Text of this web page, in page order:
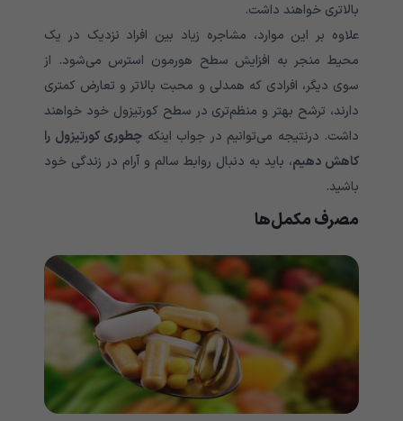
بالاتری خواهند داشت.
علاوه بر این موارد، مشاجره زیاد بین افراد نزدیک در یک
محیط منجر به افزایش سطح هورمون استرس می‌شود. از
سوی دیگر، افرادی که همدلی و محبت بالاتر و تعارض کمتری
دارند، ترشح بهتر و منظم‌تری در سطح کورتیزول خود خواهند
داشت. درنتیجه می‌توانیم در جواب اینکه چطوری کورتیزول را
کاهش دهیم، باید به دنبال روابط سالم و آرام در زندگی خود
باشید.
مصرف مکمل‌ها